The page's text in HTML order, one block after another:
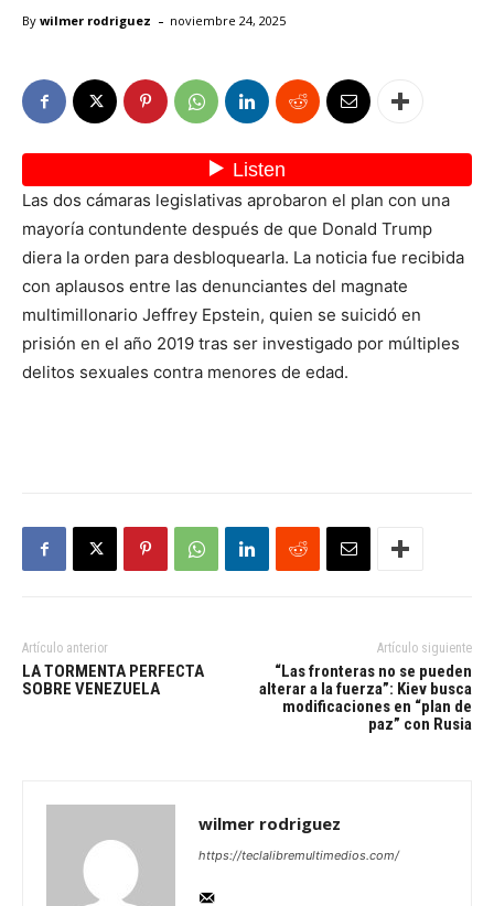
By wilmer rodriguez - noviembre 24, 2025
Las dos cámaras legislativas aprobaron el plan con una
mayoría contundente después de que Donald Trump
diera la orden para desbloquearla. La noticia fue recibida
con aplausos entre las denunciantes del magnate
multimillonario Jeffrey Epstein, quien se suicidó en
prisión en el año 2019 tras ser investigado por múltiples
delitos sexuales contra menores de edad.
Artículo anterior
LA TORMENTA PERFECTA
SOBRE VENEZUELA
Artículo siguiente
“Las fronteras no se pueden
alterar a la fuerza”: Kiev busca
modificaciones en “plan de
paz” con Rusia
wilmer rodriguez
https://teclalibremultimedios.com/